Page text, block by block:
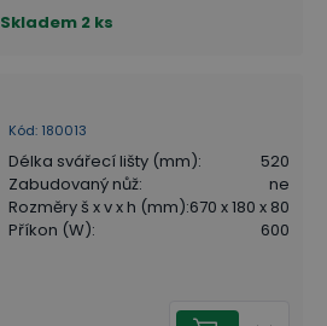
Skladem 2 ks
Kód: 180013
Délka svářecí lišty (mm):
520
Zabudovaný nůž:
ne
Rozměry š x v x h (mm):670 x 180 x 80
Příkon (W): 600